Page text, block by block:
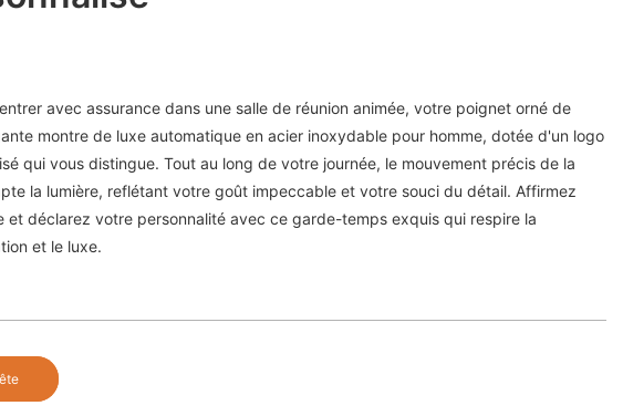
avec assurance dans une salle de réunion animée, votre poignet orné de
montre de luxe automatique en acier inoxydable pour homme, dotée d'un logo
qui vous distingue. Tout au long de votre journée, le mouvement précis de la
la lumière, reflétant votre goût impeccable et votre souci du détail. Affirmez
et déclarez votre personnalité avec ce garde-temps exquis qui respire la
et le luxe.